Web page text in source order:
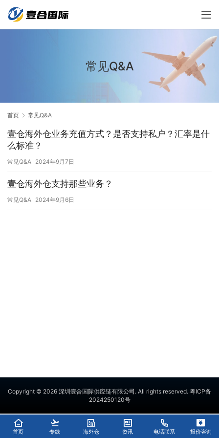
常见Q&A
首页 常见Q&A
壹仓海外仓业务充值方式？是否支持私户？汇率是什
么标准？
常见Q&A 2024年9月7日
壹仓海外仓支持那些业务？
常见Q&A 2024年9月6日
Copyright © 2026 深圳壹合国际供应链有限公司 . All rights reserved. 粤ICP备
2024250120号
首页 专线 海外仓 资讯 电话联系 报价咨询